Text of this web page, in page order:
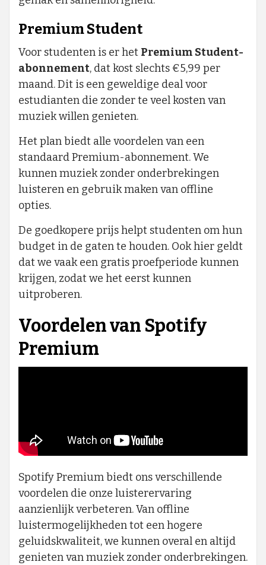
Premium Student
Voor studenten is er het Premium Student-
abonnement, dat kost slechts €5,99 per
maand. Dit is een geweldige deal voor
estudianten die zonder te veel kosten van
muziek willen genieten.
Het plan biedt alle voordelen van een
standaard Premium-abonnement. We
kunnen muziek zonder onderbrekingen
luisteren en gebruik maken van offline
opties.
De goedkopere prijs helpt studenten om hun
budget in de gaten te houden. Ook hier geldt
dat we vaak een gratis proefperiode kunnen
krijgen, zodat we het eerst kunnen
uitproberen.
Voordelen van Spotify
Premium
Spotify Premium biedt ons verschillende
voordelen die onze luisterervaring
aanzienlijk verbeteren. Van offline
luistermogelijkheden tot een hogere
geluidskwaliteit, we kunnen overal en altijd
genieten van muziek zonder onderbrekingen.